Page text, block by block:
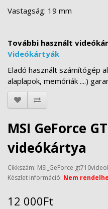
Vastagság: 19 mm
További használt
Videókártyák
Eladó használt számítógép
alaplapok, memóriák ....)
MSI GeForce
videókártya
Cikkszám: MSI_GeForce
Készlet információ: Nem
12 000Ft